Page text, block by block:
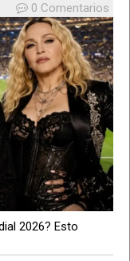
2026? Esto
0 Comentarios